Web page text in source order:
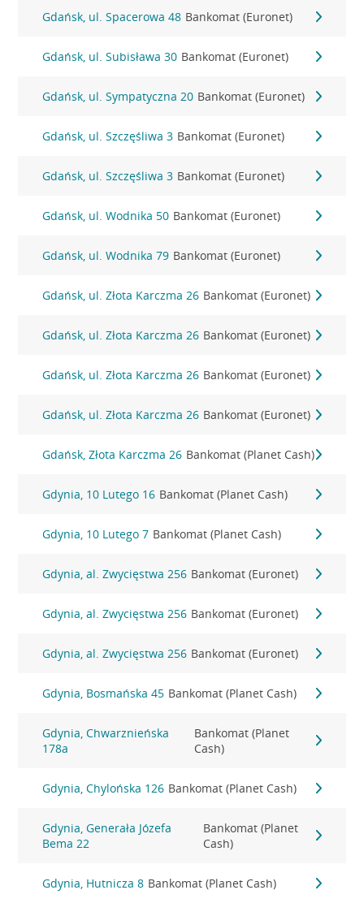
Gdańsk, ul. Spacerowa 48 Bankomat (Euronet)
Gdańsk, ul. Subisława 30 Bankomat (Euronet)
Gdańsk, ul. Sympatyczna 20 Bankomat (Euronet)
Gdańsk, ul. Szczęśliwa 3 Bankomat (Euronet)
Gdańsk, ul. Szczęśliwa 3 Bankomat (Euronet)
Gdańsk, ul. Wodnika 50 Bankomat (Euronet)
Gdańsk, ul. Wodnika 79 Bankomat (Euronet)
Gdańsk, ul. Złota Karczma 26 Bankomat (Euronet)
Gdańsk, ul. Złota Karczma 26 Bankomat (Euronet)
Gdańsk, ul. Złota Karczma 26 Bankomat (Euronet)
Gdańsk, ul. Złota Karczma 26 Bankomat (Euronet)
Gdańsk, Złota Karczma 26 Bankomat (Planet Cash)
Gdynia, 10 Lutego 16 Bankomat (Planet Cash)
Gdynia, 10 Lutego 7 Bankomat (Planet Cash)
Gdynia, al. Zwycięstwa 256 Bankomat (Euronet)
Gdynia, al. Zwycięstwa 256 Bankomat (Euronet)
Gdynia, al. Zwycięstwa 256 Bankomat (Euronet)
Gdynia, Bosmańska 45 Bankomat (Planet Cash)
Gdynia, Chwarznieńska
178a
Bankomat (Planet
Cash)
Gdynia, Chylońska 126 Bankomat (Planet Cash)
Gdynia, Generała Józefa
Bema 22
Bankomat (Planet
Cash)
Gdynia, Hutnicza 8 Bankomat (Planet Cash)